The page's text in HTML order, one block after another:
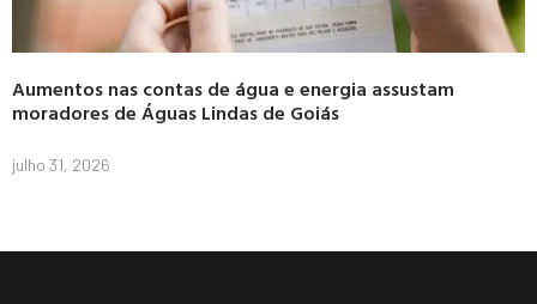
Aumentos nas contas de água e energia assustam
moradores de Águas Lindas de Goiás
julho 31, 2026